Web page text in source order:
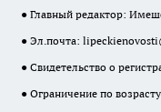
● Главный редактор:
● Эл.почта:
● Свидетельство о
● Ограничение по